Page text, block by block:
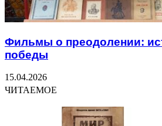
Фильмы о преодолении:
победы
15.04.2026
ЧИТАЕМОЕ